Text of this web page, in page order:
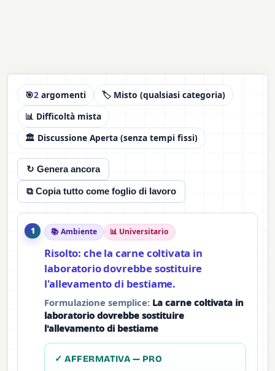
🎯2 argomenti
🏷️ Misto (qualsiasi categoria)
📊 Difficoltà mista
🏛️ Discussione Aperta (senza tempi fissi)
↻ Genera ancora
⧉ Copia tutto come foglio di lavoro
1 📚 Ambiente 📊 Universitario
Risolto: che la carne coltivata in
laboratorio dovrebbe sostituire
l'allevamento di bestiame.
Formulazione semplice: La carne coltivata in
laboratorio dovrebbe sostituire
l'allevamento di bestiame
✓ AFFERMATIVA — PRO